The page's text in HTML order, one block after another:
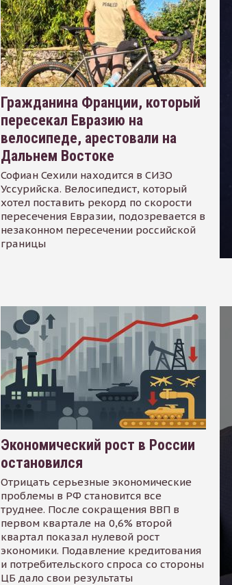
Гражданина Франции, который
пересекал Евразию на
велосипеде, арестовали на
Дальнем Востоке
Софиан Сехили находится в СИЗО
Уссурийска. Велосипедист, который
хотел поставить рекорд по скорости
пересечения Евразии, подозревается в
незаконном пересечении российской
границы
Экономический рост в России
остановился
Отрицать серьезные экономические
проблемы в РФ становится все
труднее. После сокращения ВВП в
первом квартале на 0,6% второй
квартал показал нулевой рост
экономики. Подавление кредитования
и потребительского спроса со стороны
ЦБ дало свои результаты